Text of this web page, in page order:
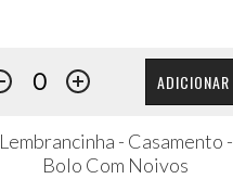
ADICIONAR
Lembrancinha - Casamento -
Bolo Com Noivos